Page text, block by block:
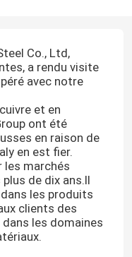
Co., Ltd,
a rendu visite
avec notre
et en
ont été
en raison de
en est fier.
les marchés
de dix ans.Il
les produits
clients des
les domaines